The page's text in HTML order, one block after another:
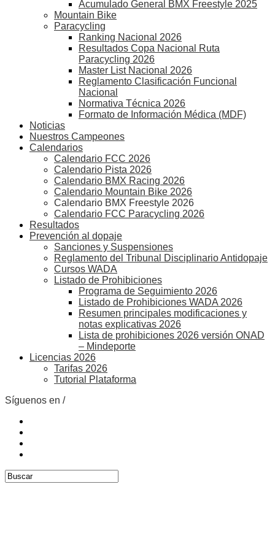
Acumulado General BMX Freestyle 2025
Mountain Bike
Paracycling
Ranking Nacional 2026
Resultados Copa Nacional Ruta
Paracycling 2026
Master List Nacional 2026
Reglamento Clasificación Funcional
Nacional
Normativa Técnica 2026
Formato de Información Médica (MDF)
Noticias
Nuestros Campeones
Calendarios
Calendario FCC 2026
Calendario Pista 2026
Calendario BMX Racing 2026
Calendario Mountain Bike 2026
Calendario BMX Freestyle 2026
Calendario FCC Paracycling 2026
Resultados
Prevención al dopaje
Sanciones y Suspensiones
Reglamento del Tribunal Disciplinario Antidopaje
Cursos WADA
Listado de Prohibiciones
Programa de Seguimiento 2026
Listado de Prohibiciones WADA 2026
Resumen principales modificaciones y
notas explicativas 2026
Lista de prohibiciones 2026 versión ONAD
– Mindeporte
Licencias 2026
Tarifas 2026
Tutorial Plataforma
Síguenos en /